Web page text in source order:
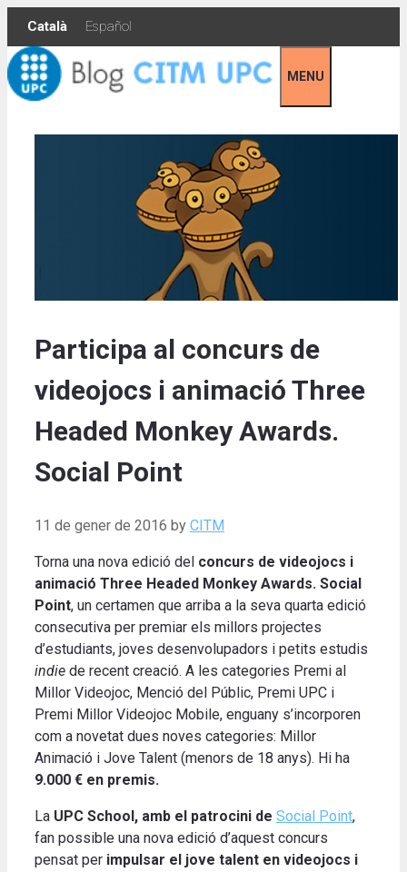
Skip
content
Català Español
MENU
Participa al concurs de
videojocs i animació Three
Headed Monkey Awards.
Social Point
11 de gener de 2016 by CITM
Torna una nova edició del concurs de videojocs i
animació Three Headed Monkey Awards. Social
Point, un certamen que arriba a la seva quarta edició
consecutiva per premiar els millors projectes
d’estudiants, joves desenvolupadors i petits estudis
indie de recent creació. A les categories Premi al
Millor Videojoc, Menció del Públic, Premi UPC i
Premi Millor Videojoc Mobile, enguany s’incorporen
com a novetat dues noves categories: Millor
Animació i Jove Talent (menors de 18 anys). Hi ha
9.000 € en premis.
La UPC School, amb el patrocini de Social Point,
fan possible una nova edició d’aquest concurs
pensat per impulsar el jove talent en videojocs i